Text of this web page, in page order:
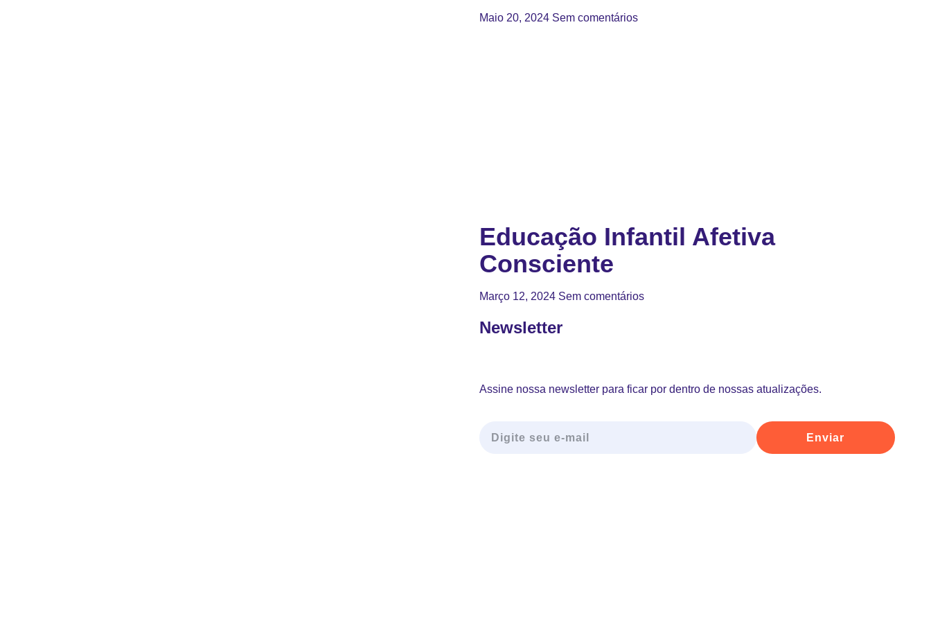
Maio 20, 2024 Sem comentários
Educação Infantil Afetiva
Consciente
Março 12, 2024 Sem comentários
Newsletter
Assine nossa newsletter para ficar por dentro de nossas atualizações.
Enviar